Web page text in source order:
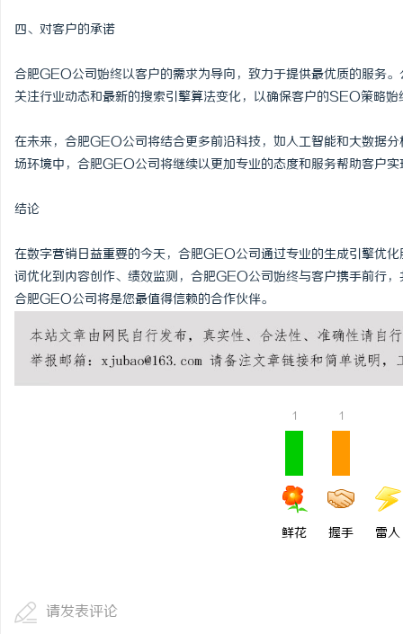
四、对客户的承诺
合肥GEO公司始终以客户的需求为导向，致力于提供最优质的服务
关注行业动态和最新的搜索引擎算法变化，以确保客户的SEO策略始
在未来，合肥GEO公司将结合更多前沿科技，如人工智能和大数据
场环境中，合肥GEO公司将继续以更加专业的态度和服务帮助客户
结论
在数字营销日益重要的今天，合肥GEO公司通过专业的生成引擎优
词优化到内容创作、绩效监测，合肥GEO公司始终与客户携手前行
合肥GEO公司将是您最值得信赖的合作伙伴。
1
鲜花
1
握手 雷人
请发表评论